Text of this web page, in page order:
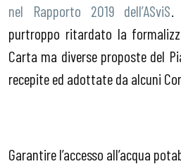
nel Rapporto 2019 dell’ASviS
purtroppo ritardato la
Carta ma diverse proposte del
recepite ed adottate da alcuni
Garantire l’accesso all’acqua